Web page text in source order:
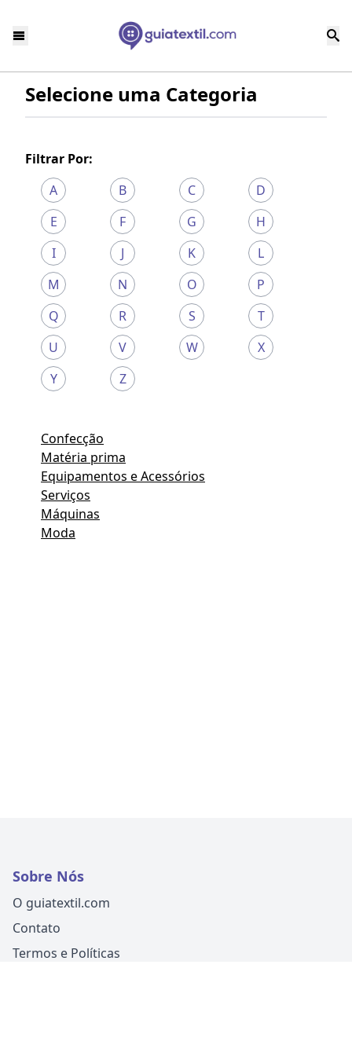
Selecione uma Categoria
Filtrar Por:
A
B C
D
E
F G
H
I
J K
L
M
N O
P
Q
R S
T
U
V W
X
Y
Z
Confecção
Matéria prima
Equipamentos e Acessórios
Serviços
Máquinas
Moda
Sobre Nós
O guiatextil.com
Contato
Termos e Políticas